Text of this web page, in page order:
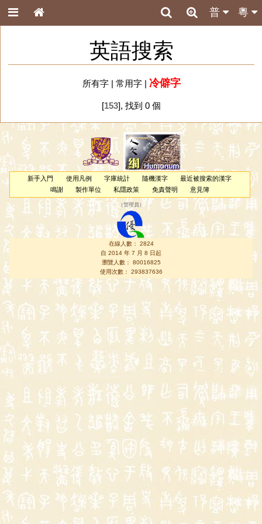
粵
普
英語搜索
所有字| 常用字| 冷僻字
[153], 找到 0 個
新手入門 使用凡例 字庫統計 隨機漢字
最近被搜索的漢字
鳴謝
製作單位 私隱政策 免責聲明 意見簿
（管理員 ）
在線人數： 2824
自 2014 年 7 月 8 日起
瀏覽人數： 80016825
使用次數： 293837636